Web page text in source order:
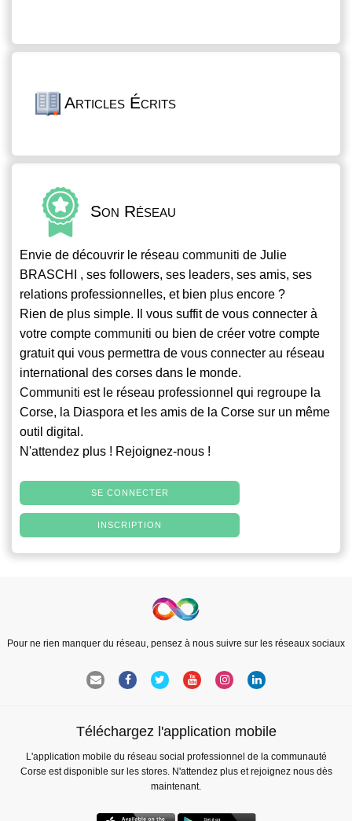
Articles Écrits
Son Réseau
Envie de découvrir le réseau communiti de Julie
BRASCHI , ses followers, ses leaders, ses amis, ses
relations professionnelles, et bien plus encore ?
Rien de plus simple. Il vous suffit de vous connecter à
votre compte communiti ou bien de créer votre compte
gratuit qui vous permettra de vous connecter au réseau
international des corses dans le monde.
Communiti est le réseau professionnel qui regroupe la
Corse, la Diaspora et les amis de la Corse sur un même
outil digital.
N'attendez plus ! Rejoignez-nous !
SE CONNECTER
INSCRIPTION
Pour ne rien manquer du réseau, pensez à nous suivre sur les réseaux sociaux
Téléchargez l'application mobile
L'application mobile du réseau social professionnel de la communauté
Corse est disponible sur les stores. N'attendez plus et rejoignez nous dès
maintenant.